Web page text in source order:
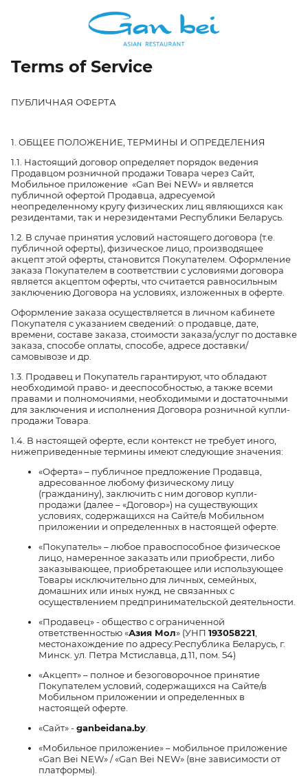
Terms of Service
ПУБЛИЧНАЯ ОФЕРТА
1. ОБЩЕЕ ПОЛОЖЕНИЕ, ТЕРМИНЫ И ОПРЕДЕЛЕНИЯ
1.1. Настоящий договор определяет порядок ведения
Продавцом розничной продажи Товара через Сайт,
Мобильное приложение «Gan Bei NEW» и является
публичной офертой Продавца, адресуемой
неопределенному кругу физических лиц являющихся как
резидентами, так и нерезидентами Республики Беларусь.
1.2. В случае принятия условий настоящего договора (т.е.
публичной оферты), физическое лицо, производящее
акцепт этой оферты, становится Покупателем. Оформление
заказа Покупателем в соответствии с условиями договора
является акцептом оферты, что считается равносильным
заключению Договора на условиях, изложенных в оферте.
Оформление заказа осуществляется в личном кабинете
Покупателя с указанием сведений: о продавце, дате,
времени, составе заказа, стоимости заказа/услуг по доставке
заказа, способе оплаты, способе, адресе доставки/
самовывозе и др.
1.3. Продавец и Покупатель гарантируют, что обладают
необходимой право- и дееспособностью, а также всеми
правами и полномочиями, необходимыми и достаточными
для заключения и исполнения Договора розничной купли-
продажи Товара.
1.4. В настоящей оферте, если контекст не требует иного,
нижеприведенные термины имеют следующие значения:
«Оферта» – публичное предложение Продавца,
адресованное любому физическому лицу
(гражданину), заключить с ним договор купли-
продажи (далее – «Договор») на существующих
условиях, содержащихся на Сайте/в Мобильном
приложении и определенных в настоящей оферте.
«Покупатель» – любое правоспособное физическое
лицо, намеренное заказать или приобрести, либо
заказывающее, приобретающее или использующее
Товары исключительно для личных, семейных,
домашних или иных нужд, не связанных с
осуществлением предпринимательской деятельности.
«Продавец» - общество с ограниченной
ответственностью «Азия Мол» (УНП 193058221
местонахождение по адресу:Республика Беларусь, г.
Минск. ул. Петра Мстиславца, д.11, пом. 54)
«Акцепт» – полное и безоговорочное принятие
Покупателем условий, содержащихся на Сайте/в
Мобильном приложении и определенных в
настоящей оферте.
«Сайт» -ganbeidana.by
«Мобильное приложение» – мобильное приложение
«Gan Bei NEW» / «Gan Bei NEW» (вне зависимости от
платформы).